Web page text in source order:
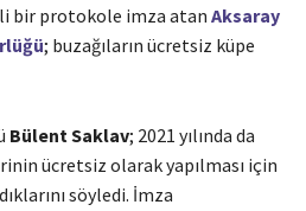
bir protokole imza atan Aksaray
; buzağıların ücretsiz küpe
Bülent Saklav; 2021 yılında da
ücretsiz olarak yapılması için
söyledi. İmza